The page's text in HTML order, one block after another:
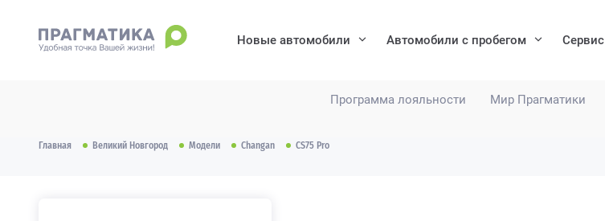
Программа лояльности Мир Прагматики
Новые автомобили Автомобили с пробегом Сервис
Главная Великий Новгород Модели Changan CS75 Pro